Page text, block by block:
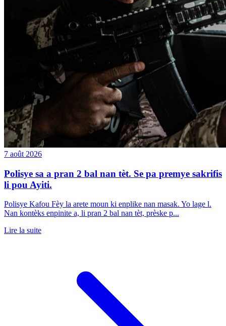
7 août 2026
Polisye sa a pran 2 bal nan tèt. Se pa premye sakrifis
li pou Ayiti.
Polisye Kafou Fèy la arete moun ki enplike nan masak. Yo lage l.
Nan kontèks enpinite a, li pran 2 bal nan tèt, prèske p...
Lire la suite